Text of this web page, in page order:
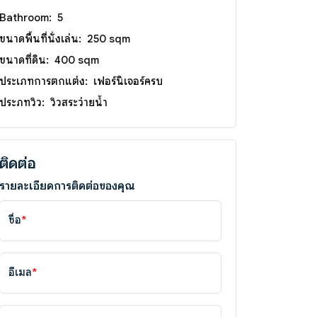
Bathroom: 5
ขนาดพื้นที่นั่งเล่น: 250 sqm
ขนาดที่ดิน: 400 sqm
ประเภทการตกแต่ง: เฟอร์นิเจอร์ครบ
ประภทวิว: วิวสระว่ายน้ำ
ติดต่อ
รายละเอียดการติดต่อของคุณ
ชื่อ*
อีเมล*